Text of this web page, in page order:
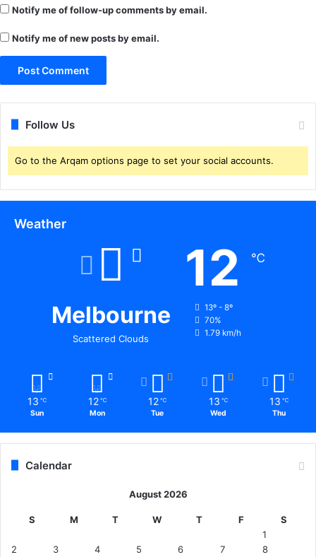
Notify me of follow-up comments by email.
Notify me of new posts by email.
Follow Us
Go to the Arqam options page to set your social accounts.
Weather
Melbourne
Scattered Clouds
12 ℃
13º - 8º
70%
1.79 km/h
13 ℃
Sun
12 ℃
Mon
12 ℃
Tue
13 ℃
Wed
13 ℃
Thu
Calendar
August 2026
S M T W T F
S
1
2
3 4 5 6 7
8